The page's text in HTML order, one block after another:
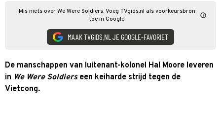
Mis niets over We Were Soldiers. Voeg TVgids.nl als voorkeursbron
toe in Google.
MAAK TVGIDS.NL JE GOOGLE-FAVORIET
De manschappen van luitenant-kolonel Hal Moore leveren
in We Were Soldierseen keiharde strijd tegen de
Vietcong.